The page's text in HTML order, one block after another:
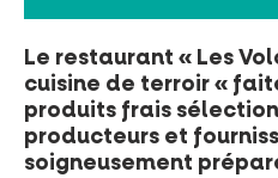
Le restaurant « Les
cuisine de terroir «
produits frais
producteurs et
soigneusement